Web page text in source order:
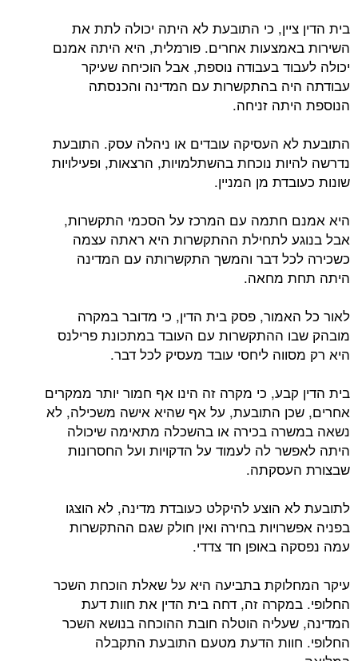
בית הדין ציין, כי התובעת לא היתה יכולה לתת את
השירות באמצעות אחרים. פורמלית, היא היתה אמנם
יכולה לעבוד בעבודה נוספת, אבל הוכיחה שעיקר
עבודתה היה בהתקשרות עם המדינה והכנסתה
הנוספת היתה זניחה.
התובעת לא העסיקה עובדים או ניהלה עסק. התובעת
נדרשה להיות נוכחת בהשתלמויות, הרצאות, ופעילויות
שונות כעובדת מן המניין.
היא אמנם חתמה עם המרכז על הסכמי התקשרות,
אבל בנוגע לתחילת ההתקשרות היא ראתה עצמה
כשכירה לכל דבר והמשך התקשרותה עם המדינה
היתה תחת מחאה.
לאור כל האמור, פסק בית הדין, כי מדובר במקרה
מובהק שבו ההתקשרות עם העובד במתכונת פרילנס
היא רק מסווה ליחסי עובד מעסיק לכל דבר.
בית הדין קבע, כי מקרה זה הינו אף חמור יותר ממקרים
אחרים, שכן התובעת, על אף שהיא אישה משכילה, לא
נשאה במשרה בכירה או בהשכלה מתאימה שיכולה
היתה לאפשר לה לעמוד על הדקויות ועל החסרונות
שבצורת העסקתה.
לתובעת לא הוצע להיקלט כעובדת מדינה, לא הוצגו
בפניה אפשרויות בחירה ואין חולק שגם ההתקשרות
עמה נפסקה באופן חד צדדי.
עיקר המחלוקת בתביעה היא על שאלת הוכחת השכר
החלופי. במקרה זה, דחה בית הדין את חוות דעת
המדינה, שעליה הוטלה חובת ההוכחה בנושא השכר
החלופי. חוות הדעת מטעם התובעת התקבלה